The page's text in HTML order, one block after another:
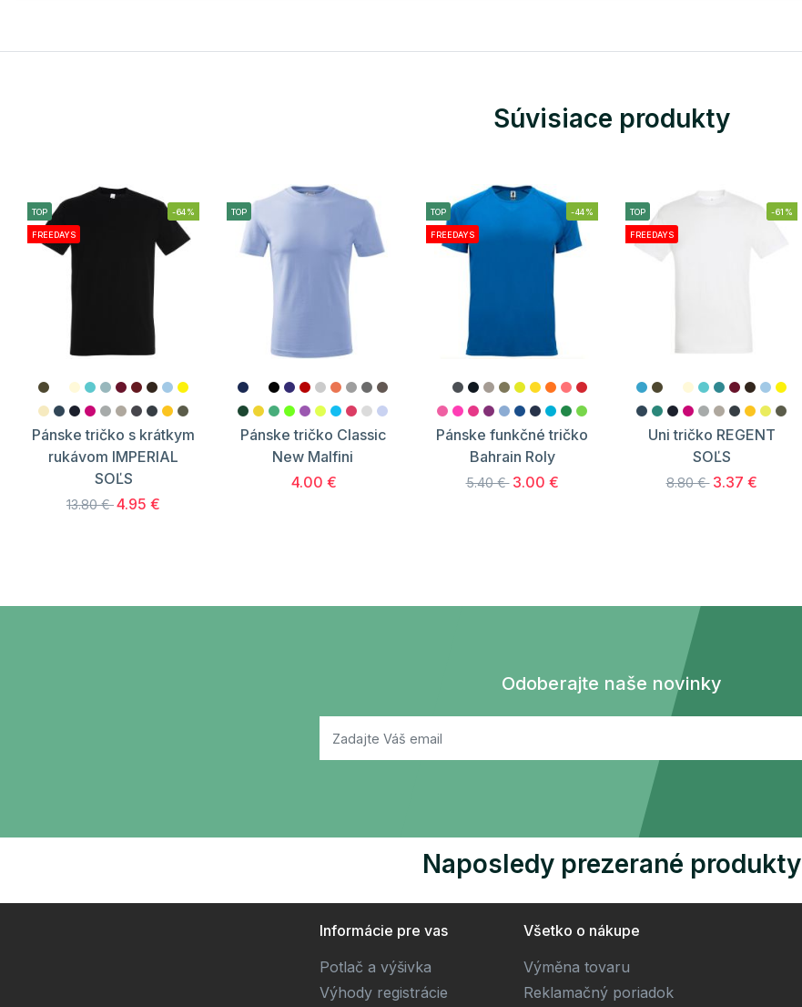
Súvisiace produkty
TOP
FREEDAYS
-64%
Pánske tričko s krátkym
rukávom IMPERIAL
SOĽS
13.80 €4.95 €
TOP
Pánske tričko Classic
New Malfini
4.00 €
TOP
FREEDAYS
-44%
Pánske funkčné tričko
Bahrain Roly
5.40 € 3.00 €
TOP
FREEDAYS
-61%
Uni tričko REGENT
SOĽS
8.80 € 3.37 €
Odoberajte naše novinky
Naposledy prezerané produkty
Informácie pre vas
Potlač a výšivka
Výhody registrácie
Všetko o nákupe
Výměna tovaru
Reklamačný poriadok